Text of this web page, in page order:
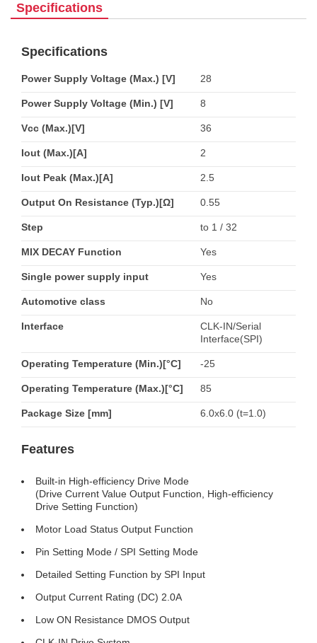
Specifications
Specifications
Power Supply Voltage (Max.) [V] 28
Power Supply Voltage (Min.) [V] 8
Vcc (Max.)[V] 36
Iout (Max.)[A] 2
Iout Peak (Max.)[A] 2.5
Output On Resistance (Typ.)[Ω] 0.55
Step to 1 / 32
MIX DECAY Function Yes
Single power supply input Yes
Automotive class No
Interface
CLK-IN/Serial
Interface(SPI)
Operating Temperature (Min.)[°C] -25
Operating Temperature (Max.)[°C] 85
Package Size [mm] 6.0x6.0 (t=1.0)
Features
Built-in High-efficiency Drive Mode
(Drive Current Value Output Function, High-efficiency
Drive Setting Function)
Motor Load Status Output Function
Pin Setting Mode / SPI Setting Mode
Detailed Setting Function by SPI Input
Output Current Rating (DC) 2.0A
Low ON Resistance DMOS Output